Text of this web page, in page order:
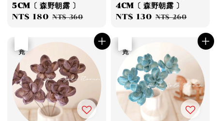
5CM〔 森野朝露 〕
Sale
NT$ 180 Regular
NT$ 360
4CM〔 森野朝露 〕
Sale
NT$ 130 Regular
NT$ 260